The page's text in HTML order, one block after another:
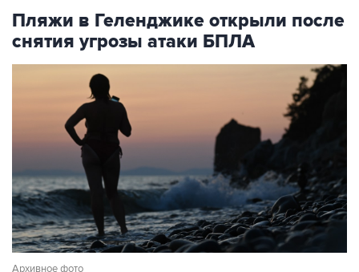
Пляжи в Геленджике открыли после
снятия угрозы атаки БПЛА
Архивное фото